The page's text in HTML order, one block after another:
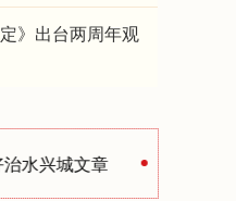
局“十五五”丨以造福
》出台两周年观
文章 树立和践行正确